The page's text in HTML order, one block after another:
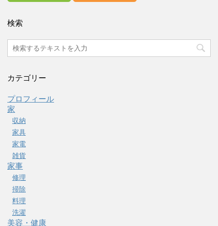
検索
カテゴリー
プロフィール
家
収納
家具
家電
雑貨
家事
修理
掃除
料理
洗濯
美容・健康